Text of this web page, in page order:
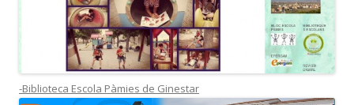
-Biblioteca Escola Pàmies de Ginestar